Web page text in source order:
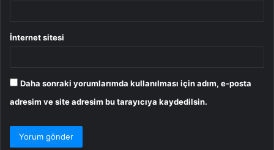
İnternet sitesi
Daha sonraki yorumlarımda kullanılması için adım, e-posta
adresim ve site adresim bu tarayıcıya kaydedilsin.